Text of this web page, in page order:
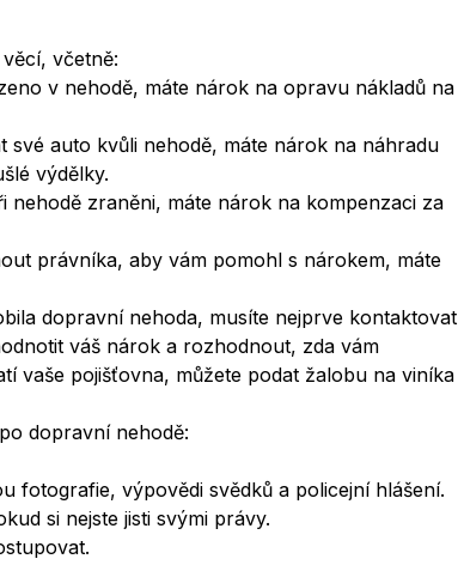
včetně:
v nehodě, máte nárok na opravu nákladů na
své auto kvůli nehodě, máte nárok na náhradu
výdělky.
nehodě zraněni, máte nárok na kompenzaci za
právníka, aby vám pomohl s nárokem, máte
dopravní nehoda, musíte nejprve kontaktovat
váš nárok a rozhodnout, zda vám
vaše pojišťovna, můžete podat žalobu na viníka
dopravní nehodě:
fotografie, výpovědi svědků a policejní hlášení.
si nejste jisti svými právy.